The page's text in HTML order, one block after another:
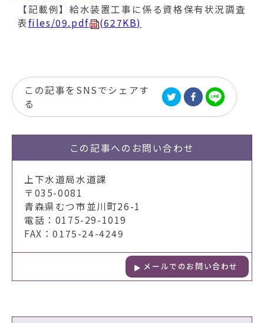
【記載例】給水装置工事に係る資格保有状況調査
表files/09.pdf (627KB)
この記事をSNSでシェアす
る
この記事への お問い合わせ
上下水道局水道課
〒035-0081
青森県むつ市並川町26-1
電話：0175-29-1019
FAX：0175-24-4249
メールでのお問い合わせ